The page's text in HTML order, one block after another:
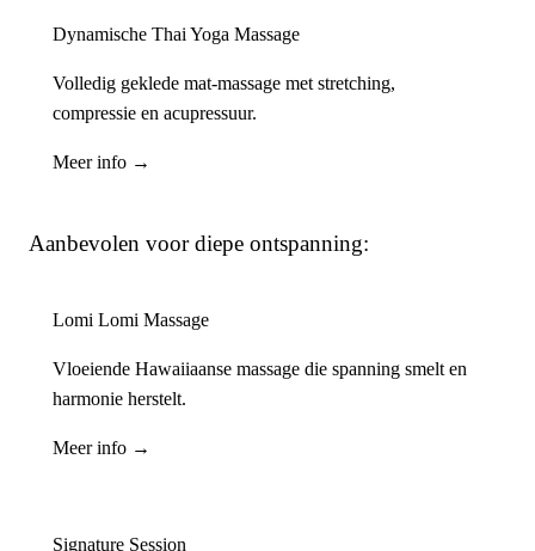
Dynamische Thai Yoga Massage
Volledig geklede mat-massage met stretching,
compressie en acupressuur.
Meer info →
Aanbevolen voor diepe ontspanning:
Lomi Lomi Massage
Vloeiende Hawaiiaanse massage die spanning smelt en
harmonie herstelt.
Meer info →
Signature Session